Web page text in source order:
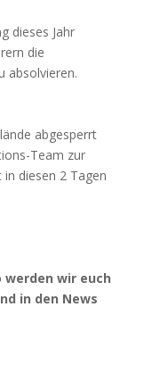
dieses Jahr
die
absolvieren.
abgesperrt
Team zur
diesen 2 Tagen
werden wir euch
in den News